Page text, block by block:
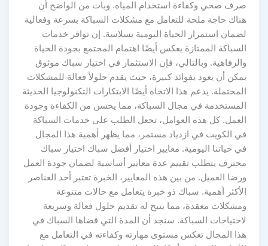
صرف صحي وكفاءة استخدام المياه. وبات من الواضح أن
هناك حاجة ملحة للتعامل مع مشكلات السباكة بسرعة وفعالية
لضمان استمرار الحياة اليومية بسلاسة. إن توافر خدمات
السباكة الممتازة يعكس أيضًا اهتمام المجتمع بجودة الحياة
والرفاهية. وبالتالي، فإن الاستثمار في اختيار سباك موثوق
يمكن أن يعود بفوائد كبيرة، حيث يقدم حلولاً فعالة للمشكلات
المحتملة. يدعم هذا الاتجاه أيضًا الابتكارات التكنولوجيا الحديثة
المستخدمة في مجال السباكة، مما يحسن من الكفاءة وجودة
العمل. كل هذه العوامل، تجعل الطلب على خدمات السباكة
في الكويت في ازدياد مستمر، مما يظهر أهمية هذا المجال
في حياتنا اليومية. معايير اختيار أفضل سباك اختيار سباك
محترف يتطلب تقييم عدة معايير أساسية لضمان جودة العمل
ورضا العميل. من بين هذه المعايير، الخبرة تعتبر أحد العناصر
الأكثر أهمية. سباك ذو خبرة يتعامل مع حالات متنوعة
ومشكلات معقدة، مما يتيح له تقديم حلول فعالة وسريعة
لاحتياجات السباكة. سنجد أن المدة التي قضاها السباك في
هذا المجال تعكس مستوى مهارته وكفاءته في التعامل مع